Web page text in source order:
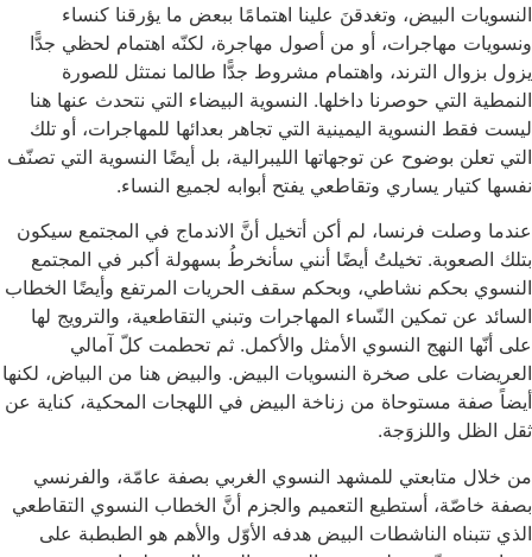
النسويات البيض، وتغدقنَ علينا اهتمامًا ببعض ما يؤرقنا كنساء
ونسويات مهاجرات، أو من أصول مهاجرة، لكنّه اهتمام لحظي جدًّا
يزول بزوال الترند، واهتمام مشروط جدًّا طالما نمتثل للصورة
النمطية التي حوصرنا داخلها. النسوية البيضاء التي نتحدث عنها هنا
ليست فقط النسوية اليمينية التي تجاهر بعدائها للمهاجرات، أو تلك
التي تعلن بوضوح عن توجهاتها الليبرالية، بل أيضًا النسوية التي تصنّف
نفسها كتيار يساري وتقاطعي يفتح أبوابه لجميع النساء.
عندما وصلت فرنسا، لم أكن أتخيل أنَّ الاندماج في المجتمع سيكون
بتلك الصعوبة. تخيلتُ أيضًا أنني سأنخرطُ بسهولة أكبر في المجتمع
النسوي بحكم نشاطي، وبحكم سقف الحريات المرتفع وأيضًا الخطاب
السائد عن تمكين النّساء المهاجرات وتبني التقاطعية، والترويج لها
على أنّها النهج النسوي الأمثل والأكمل. ثم تحطمت كلّ آمالي
العريضات على صخرة النسويات البيض. والبيض هنا من البياض، لكنها
أيضاً صفة مستوحاة من زناخة البيض في اللهجات المحكية، كناية عن
ثقل الظل واللزوَجة.
من خلال متابعتي للمشهد النسوي الغربي بصفة عامّة، والفرنسي
بصفة خاصّة، أستطيع التعميم والجزم أنَّ الخطاب النسوي التقاطعي
الذي تتبناه الناشطات البيض هدفه الأوّل والأهم هو الطبطبة على